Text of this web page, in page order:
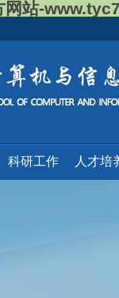
网站-
科研工作 人才培